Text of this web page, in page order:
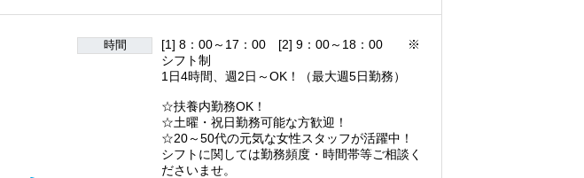
時間
[1] 8：00～17：00 [2] 9：00～18：00 ※
シフト制
1日4時間、週2日～OK！（最大週5日勤務）
☆扶養内勤務OK！
☆土曜・祝日勤務可能な方歓迎！
☆20～50代の元気な女性スタッフが活躍中！
シフトに関しては勤務頻度・時間帯等ご相談く
ださいませ。